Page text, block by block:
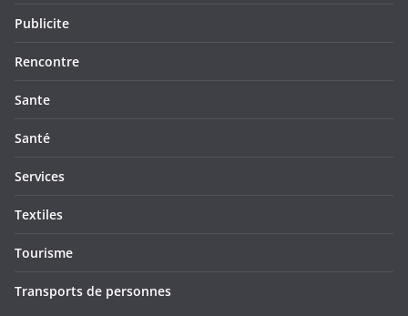
Publicite
Rencontre
Sante
Santé
Services
Textiles
Tourisme
Transports de personnes